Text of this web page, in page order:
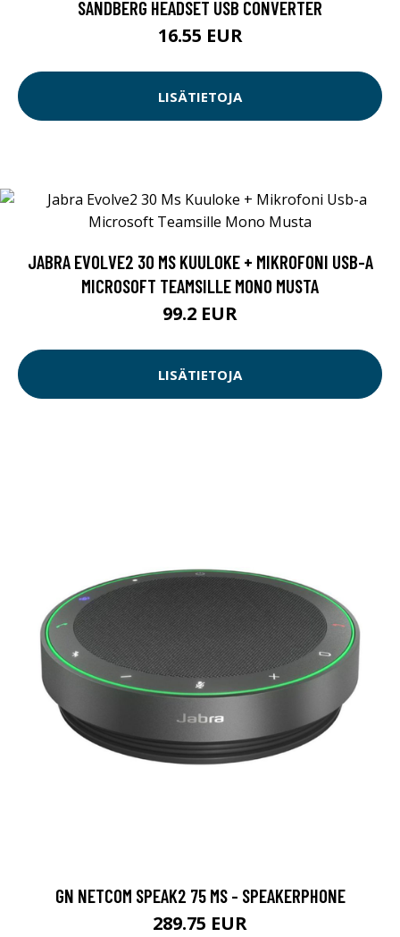
SANDBERG HEADSET USB CONVERTER
16.55 EUR
LISÄTIETOJA
JABRA EVOLVE2 30 MS KUULOKE + MIKROFONI USB-A
MICROSOFT TEAMSILLE MONO MUSTA
99.2 EUR
LISÄTIETOJA
GN NETCOM SPEAK2 75 MS - SPEAKERPHONE
289.75 EUR